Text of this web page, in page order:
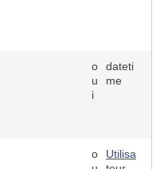
o
u
i
dateti
me
o
Utilisa